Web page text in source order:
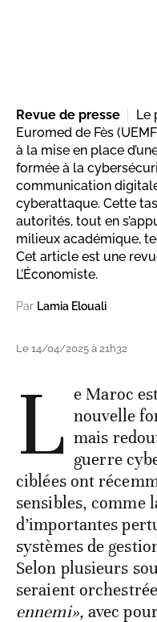
Revue de presse
Le
Euromed de Fès
à la mise en place
formée à la
communication
cyberattaque. Cette
autorités, tout en
milieux académique,
Cet article est une
L’Économiste.
Par Lamia Elouali
Le 14/04/2025 à 21h32
L e Maroc
nouvelle
mais
guerre
ciblées ont
sensibles, comme
d’importantes
systèmes de
Selon plusieurs
seraient
ennemi», avec